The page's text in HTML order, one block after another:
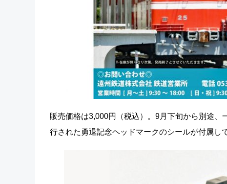
販売価格は3,000円（税込）。9月下旬から別途
行された勇退記念ヘッドマークのシールが付属し